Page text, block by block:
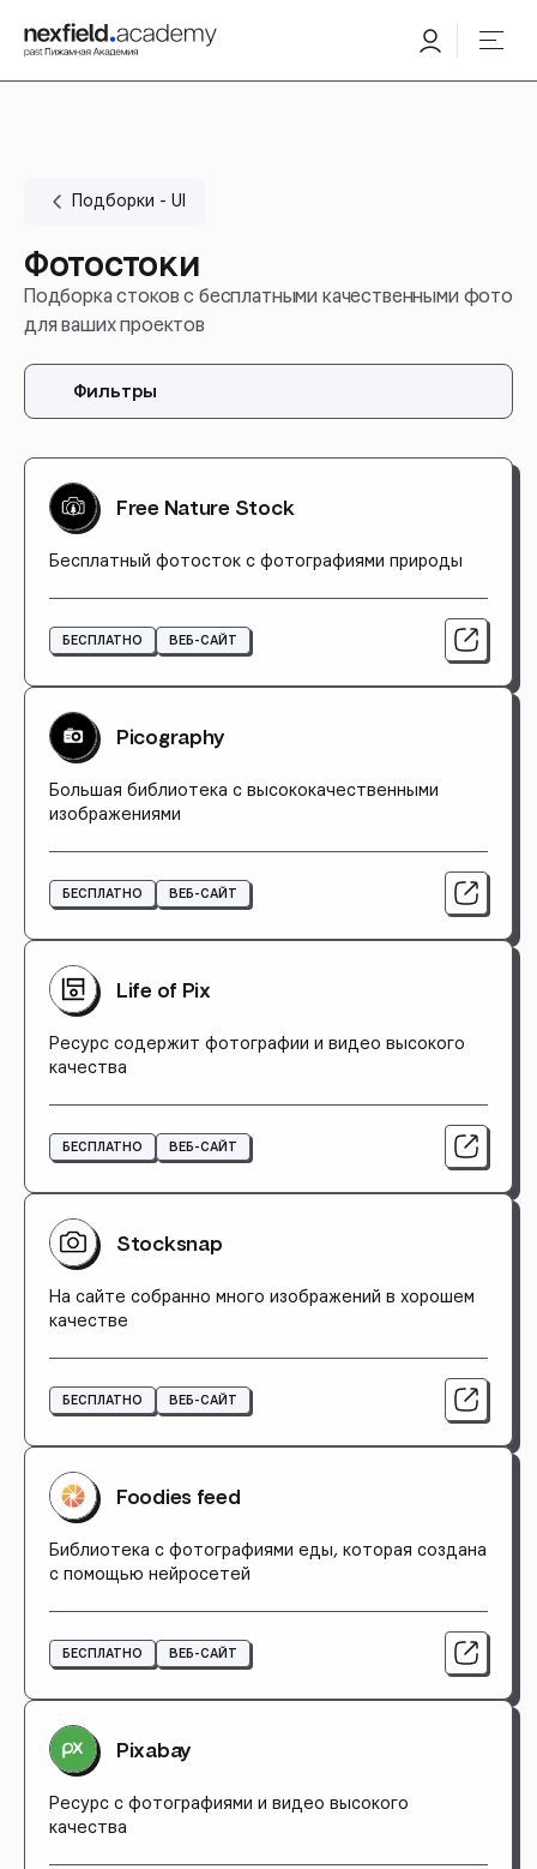
Подборки - UI
Фотостоки
Подборка стоков с бесплатными качественными фото
для ваших проектов
Фильтры
Free Nature Stock
Бесплатный фотосток с фотографиями природы
БЕСПЛАТНО ВЕБ-САЙТ
Picography
Большая библиотека с высококачественными
изображениями
БЕСПЛАТНО ВЕБ-САЙТ
Life of Pix
Ресурс содержит фотографии и видео высокого
качества
БЕСПЛАТНО ВЕБ-САЙТ
Stocksnap
На сайте собранно много изображений в хорошем
качестве
БЕСПЛАТНО ВЕБ-САЙТ
Foodies feed
Библиотека с фотографиями еды, которая создана
с помощью нейросетей
БЕСПЛАТНО ВЕБ-САЙТ
Pixabay
Ресурс с фотографиями и видео высокого
качества